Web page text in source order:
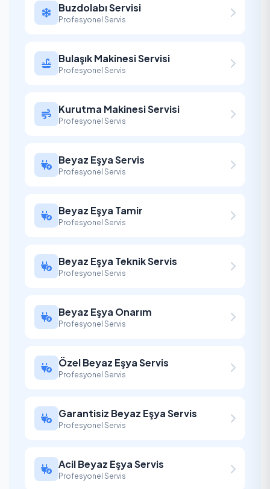
Buzdolabı Servisi
Profesyonel Servis
Bulaşık Makinesi Servisi
Profesyonel Servis
Kurutma Makinesi Servisi
Profesyonel Servis
Beyaz Eşya Servis
Profesyonel Servis
Beyaz Eşya Tamir
Profesyonel Servis
Beyaz Eşya Teknik Servis
Profesyonel Servis
Beyaz Eşya Onarım
Profesyonel Servis
Özel Beyaz Eşya Servis
Profesyonel Servis
Garantisiz Beyaz Eşya Servis
Profesyonel Servis
Acil Beyaz Eşya Servis
Profesyonel Servis